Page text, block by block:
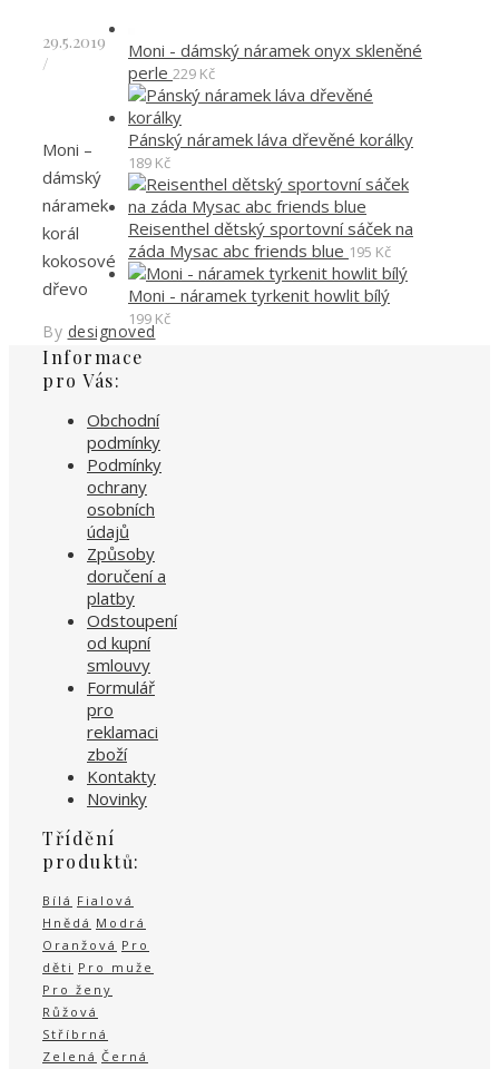
29.5.2019
/
Moni –
dámský
náramek
korál
kokosové
dřevo
By designoved
Moni - dámský náramek onyx skleněné
perle 229 Kč
Pánský náramek láva dřevěné korálky
189 Kč
Reisenthel dětský sportovní sáček na
záda Mysac abc friends blue 195 Kč
Moni - náramek tyrkenit howlit bílý
199 Kč
Informace
pro Vás:
Obchodní
podmínky
Podmínky
ochrany
osobních
údajů
Způsoby
doručení a
platby
Odstoupení
od kupní
smlouvy
Formulář
pro
reklamaci
zboží
Kontakty
Novinky
Třídění
produktů:
Bílá Fialová
Hnědá Modrá
Oranžová Pro
děti Pro muže
Pro ženy
Růžová
Stříbrná
Zelená Černá